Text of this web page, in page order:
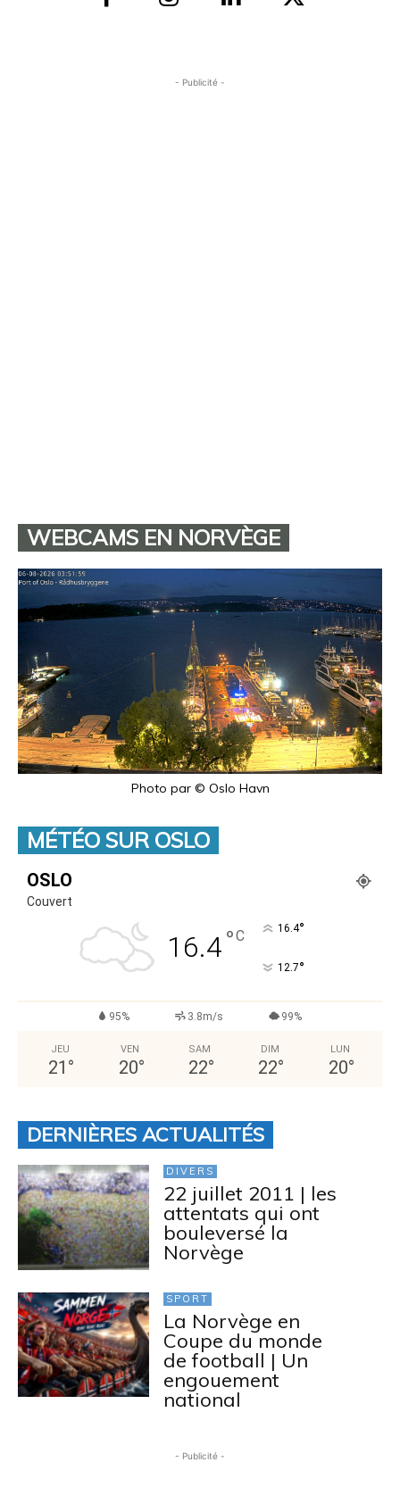
- Publicité -
WEBCAMS EN NORVÈGE
Photo par © Oslo Havn
MÉTÉO SUR OSLO
OSLO
Couvert
16.4°C 16.4°
12.7°
95% 3.8m/s 99%
JEU
21 °
VEN
20°
SAM
22°
DIM
22°
LUN
20°
DERNIÈRES ACTUALITÉS
DIVERS
22 juillet 2011 | les
attentats qui ont
bouleversé la
Norvège
SPORT
La Norvège en
Coupe du monde
de football | Un
engouement
national
- Publicité -